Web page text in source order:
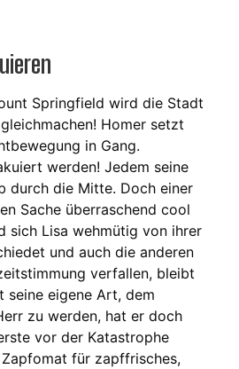
Springfield wird die Stadt
Homer setzt
in Gang.
werden! Jedem seine
durch die Mitte. Doch einer
Sache überraschend cool
sich Lisa wehmütig von ihrer
und auch die anderen
verfallen, bleibt
seine eigene Art, dem
zu werden, hat er doch
vor der Katastrophe
für zapffrisches,